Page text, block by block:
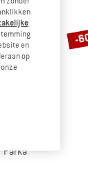
Parka
-
en
op